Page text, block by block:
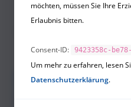
Überblick:
möchten, müssen Sie Ihre
Erlaubnis bitten.
Consent-ID: 9423358c-
Um mehr zu erfahren, lesen
Datenschutzerklärung.